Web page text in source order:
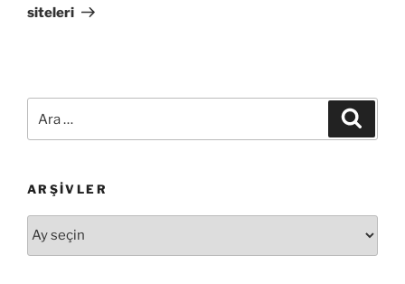
siteleri
ARŞIVLER